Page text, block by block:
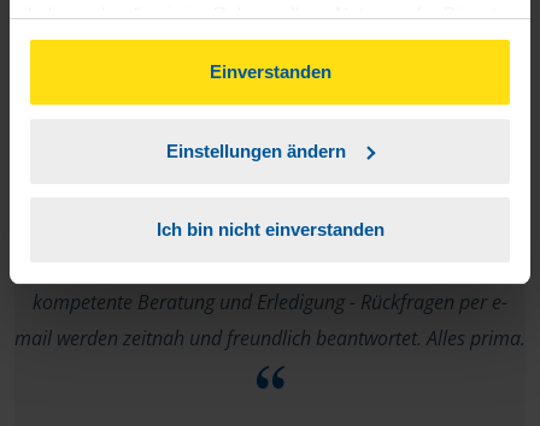
haben oder die sie im Rahmen Ihrer Nutzung der Dienste
gesammelt haben. Indem Sie auf Einverstanden klicken,
können Sie der Verwendung von Cookies, gemäß
unserer➔ Datenschutzrichtliniezustimmen.
Einverstanden
Einstellungen ändern
Ich bin nicht einverstanden
kompetente Beratung und Erledigung - Rückfragen per e-
mail werden zeitnah und freundlich beantwortet. Alles prima.